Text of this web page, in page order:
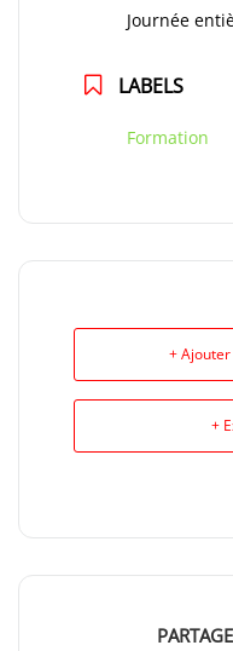
Journée
LABELS
Formation
+
+